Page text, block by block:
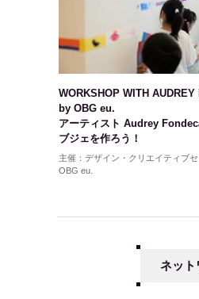
WORKSHOP WITH AUDREY
by OBG eu.
アーティスト Audrey
ブジェを作ろう！
主催：デザイン・クリエイティブセ
OBG eu.
ネット